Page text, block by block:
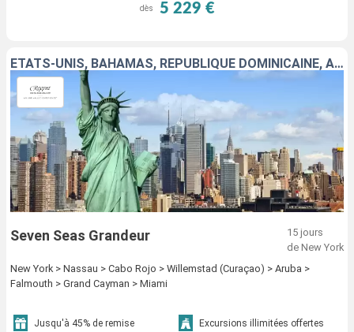
dès 5 229 €
ÉTATS-UNIS, BAHAMAS, RÉPUBLIQUE DOMINICAINE, ARUBA, JAMAÏQUE, CAÏMANS (ÎLES)
Seven Seas Grandeur
15 jours
de New York
New York > Nassau > Cabo Rojo > Willemstad (Curaçao) > Aruba >
Falmouth > Grand Cayman > Miami
Jusqu'à 45% de remise
Excursions illimitées offertes